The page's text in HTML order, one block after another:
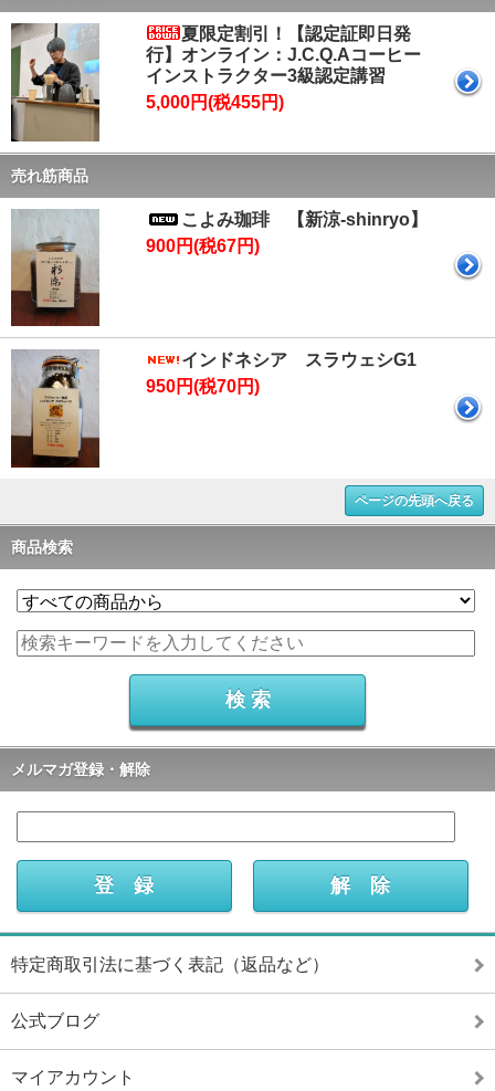
夏限定割引！【認定証即日発
行】オンライン：J.C.Q.Aコーヒー
インストラクター3級認定講習
5,000円(税455円)
売れ筋商品
こよみ珈琲 【新涼-shinryo】
900円(税67円)
インドネシア スラウェシG1
950円(税70円)
ページの先頭へ戻る
商品検索
メルマガ登録・解除
特定商取引法に基づく表記（返品など）
公式ブログ
マイアカウント